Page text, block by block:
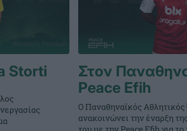
Storti
Στον
Peace Efih
Ο Παναθηναϊκός Αθλητικός
ανακοινώνει την έναρξη